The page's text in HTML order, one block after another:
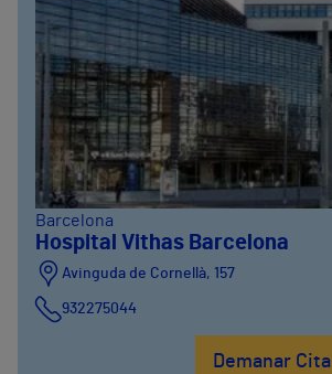
Barcelona
Hospital Vithas Barcelona
Avinguda de Cornellà, 157
932275044
Demanar Cita